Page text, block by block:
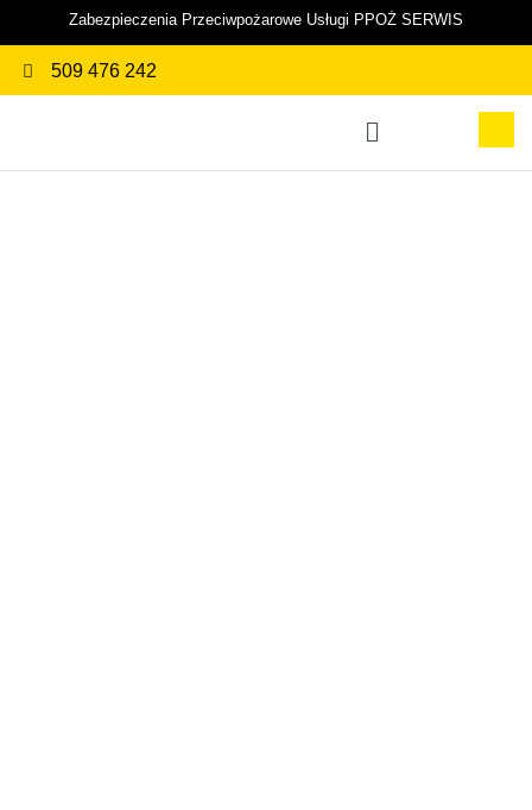
Zabezpieczenia Przeciwpożarowe Usługi PPOŻ SERWIS
509 476 242